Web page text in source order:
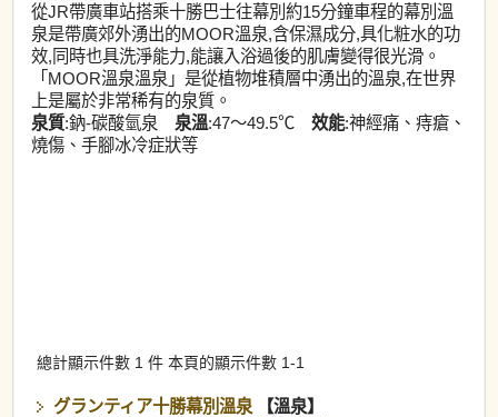
從JR帶廣車站搭乘十勝巴士往幕別約15分鐘車程的幕別溫
泉是帶廣郊外湧出的MOOR溫泉,含保濕成分,具化粧水的功
效,同時也具洗淨能力,能讓入浴過後的肌膚變得很光滑。
「MOOR溫泉溫泉」是從植物堆積層中湧出的溫泉,在世界
上是屬於非常稀有的泉質。
泉質:鈉-碳酸氫泉 泉溫:47～49.5℃效能:神經痛、痔瘡、
燒傷、手腳冰冷症狀等
總計顯示件數 1 件 本頁的顯示件數 1-1
グランティア十勝幕別溫泉 【溫泉】